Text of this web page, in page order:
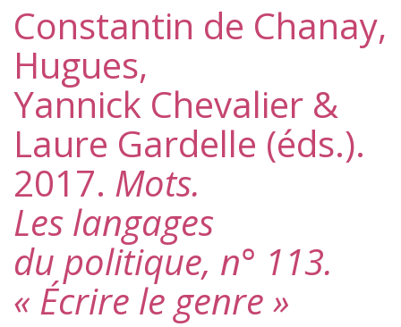
Constantin de Chanay,
Hugues,
Yannick Chevalier &
Laure Gardelle (éds.).
2017. Mots.
Les langages
du politique, n° 113.
« Écrire le genre »